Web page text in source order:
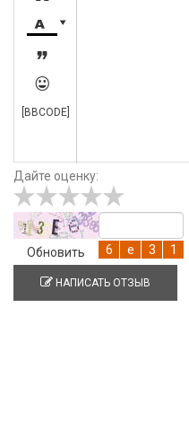




[BBCODE]
Дайте оценку:
Обновить
НАПИСАТЬ ОТЗЫВ